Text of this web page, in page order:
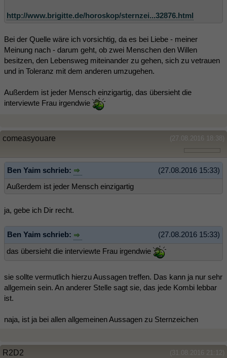
http://www.brigitte.de/horoskop/sternzei...32876.html
Bei der Quelle wäre ich vorsichtig, da es bei Liebe - meiner
Meinung nach - darum geht, ob zwei Menschen den Willen
besitzen, den Lebensweg miteinander zu gehen, sich zu vetrauen
und in Toleranz mit dem anderen umzugehen.
Außerdem ist jeder Mensch einzigartig, das übersieht die
interviewte Frau irgendwie
(27.08.2016 18:38)
comeasyouare
(27.08.2016 15:33)
Ben Yaim schrieb:
Außerdem ist jeder Mensch einzigartig
ja, gebe ich Dir recht.
(27.08.2016 15:33)
Ben Yaim schrieb:
das übersieht die interviewte Frau irgendwie
sie sollte vermutlich hierzu Aussagen treffen. Das kann ja nur sehr
allgemein sein. An anderer Stelle sagt sie, das jede Kombi lebbar
ist.
naja, ist ja bei allen allgemeinen Aussagen zu Sternzeichen
(31.08.2016 21:12)
R2D2